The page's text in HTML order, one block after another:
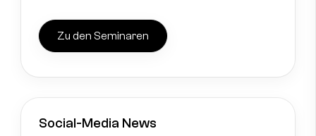
Zu den Seminaren
Social-Media News